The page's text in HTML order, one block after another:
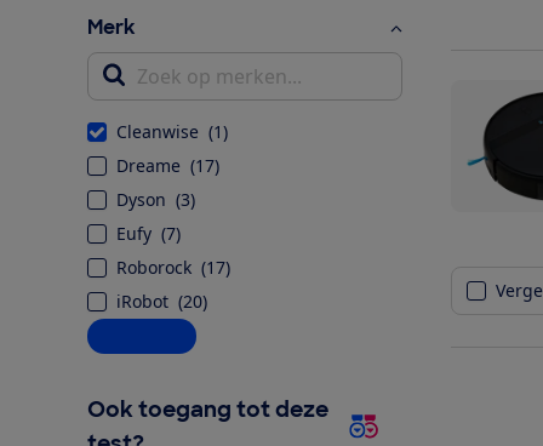
Merk
Zoek op merken...
Cleanwise (1)
Dreame (17)
Dyson (3)
Eufy (7)
Roborock (17)
iRobot (20)
Alle opties
Ook toegang tot deze